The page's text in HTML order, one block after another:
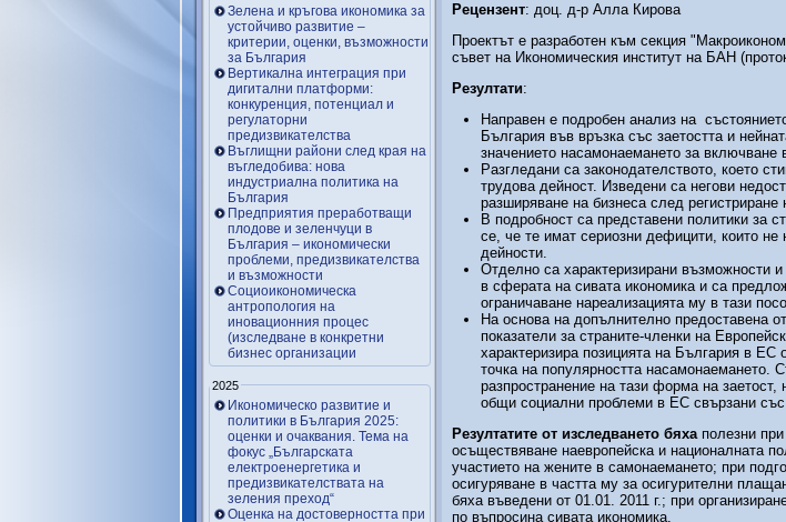
Зелена и кръгова икономика за
устойчиво развитие –
критерии, оценки, възможности
за България
Вертикална интеграция при
дигитални платформи:
конкуренция, потенциал и
регулаторни
предизвикателства
Въглищни райони след края на
въгледобива: нова
индустриална политика на
България
Предприятия преработващи
плодове и зеленчуци в
България – икономически
проблеми, предизвикателства
и възможности
Социоикономическа
антропология на
иновационния процес
(изследване в конкретни
бизнес организации
2025
Икономическо развитие и
политики в България 2025:
оценки и очаквания. Тема на
фокус „Българската
електроенергетика и
предизвикателствата на
зеления преход“
Оценка на достоверността при
Рецензент: доц. д-р Алла Кирова
Проектът е разработен към секция
съвет на Икономическия институт на БАН
Резултати:
Направен е подробен анализ на
България във връзка със заетостта и
значението насамонаемането за включване
Разгледани са законодателството, което
трудова дейност. Изведени са негови
разширяване на бизнеса след
В подробност са представени политики за
се, че те имат сериозни дефицити, които
дейности.
Отделно са характеризирани възможности
в сферата на сивата икономика и са
ограничаване нареализацията му в тази
На основа на допълнително предоставена
показатели за страните-членки на
характеризира позицията на България в ЕС
точка на популярността насамонаемането.
разпространение на тази форма на
общи социални проблеми в ЕС свързани
Резултатите от изследването бяхаполезни при
осъществяване наевропейска и националната
участието на жените в самонаемането; при
осигуряване в частта му за осигурителни
бяха въведени от 01.01. 2011 г.; при
по въпросина сивата икономика.